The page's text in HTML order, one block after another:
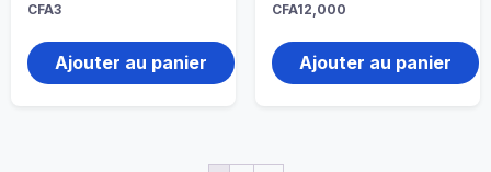
CFA3
Ajouter au panier
CFA12,000
Ajouter au panier